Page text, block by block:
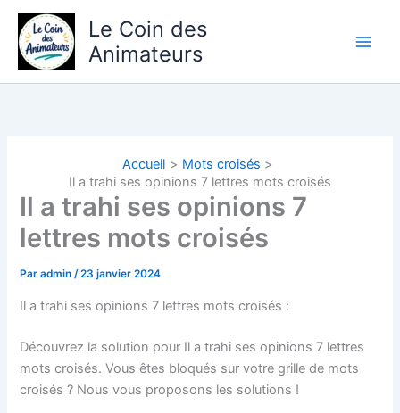
Aller
contenu
Le Coin des
Animateurs
Accueil
Mots croisés
Il a trahi ses opinions 7 lettres mots croisés
Il a trahi ses opinions 7
lettres mots croisés
Paradmin/23 janvier 2024
Il a trahi ses opinions 7 lettres mots croisés :
Découvrez la solution pour Il a trahi ses opinions 7 lettres
mots croisés. Vous êtes bloqués sur votre grille de mots
croisés ? Nous vous proposons les solutions !